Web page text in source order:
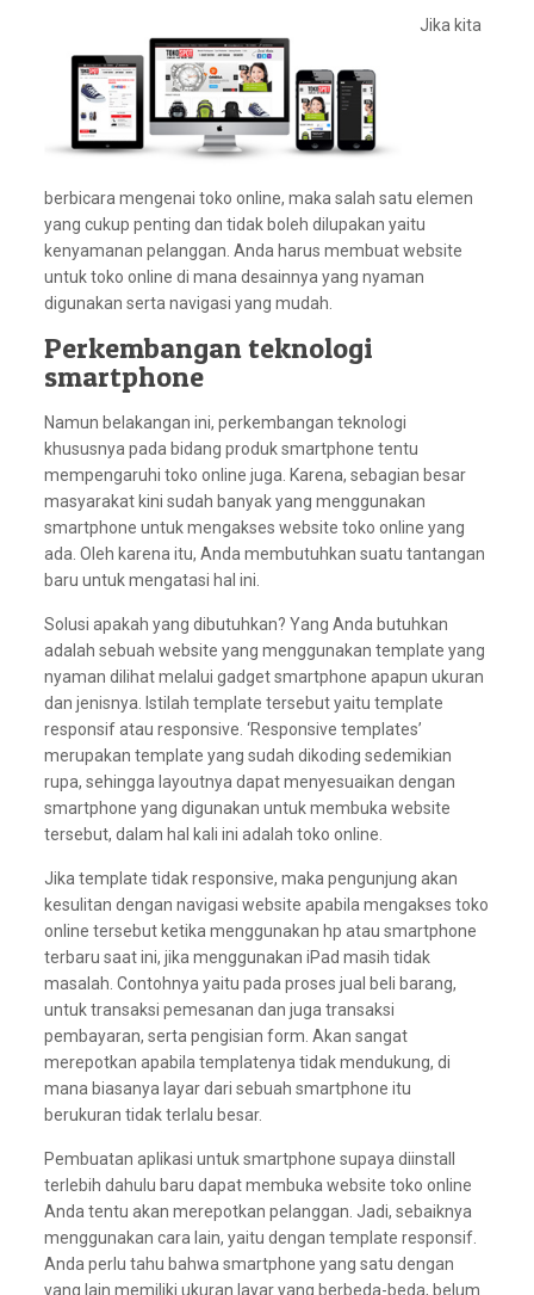
Jika kita
berbicara mengenai toko online, maka salah satu elemen
yang cukup penting dan tidak boleh dilupakan yaitu
kenyamanan pelanggan. Anda harus membuat website
untuk toko online di mana desainnya yang nyaman
digunakan serta navigasi yang mudah.
Perkembangan teknologi
smartphone
Namun belakangan ini, perkembangan teknologi
khususnya pada bidang produk smartphone tentu
mempengaruhi toko online juga. Karena, sebagian besar
masyarakat kini sudah banyak yang menggunakan
smartphone untuk mengakses website toko online yang
ada. Oleh karena itu, Anda membutuhkan suatu tantangan
baru untuk mengatasi hal ini.
Solusi apakah yang dibutuhkan? Yang Anda butuhkan
adalah sebuah website yang menggunakan template yang
nyaman dilihat melalui gadget smartphone apapun ukuran
dan jenisnya. Istilah template tersebut yaitu template
responsif atau responsive. ‘Responsive templates’
merupakan template yang sudah dikoding sedemikian
rupa, sehingga layoutnya dapat menyesuaikan dengan
smartphone yang digunakan untuk membuka website
tersebut, dalam hal kali ini adalah toko online.
Jika template tidak responsive, maka pengunjung akan
kesulitan dengan navigasi website apabila mengakses toko
online tersebut ketika menggunakan hp atau smartphone
terbaru saat ini, jika menggunakan iPad masih tidak
masalah. Contohnya yaitu pada proses jual beli barang,
untuk transaksi pemesanan dan juga transaksi
pembayaran, serta pengisian form. Akan sangat
merepotkan apabila templatenya tidak mendukung, di
mana biasanya layar dari sebuah smartphone itu
berukuran tidak terlalu besar.
Pembuatan aplikasi untuk smartphone supaya diinstall
terlebih dahulu baru dapat membuka website toko online
Anda tentu akan merepotkan pelanggan. Jadi, sebaiknya
menggunakan cara lain, yaitu dengan template responsif.
Anda perlu tahu bahwa smartphone yang satu dengan
yang lain memiliki ukuran layar yang berbeda-beda, belum